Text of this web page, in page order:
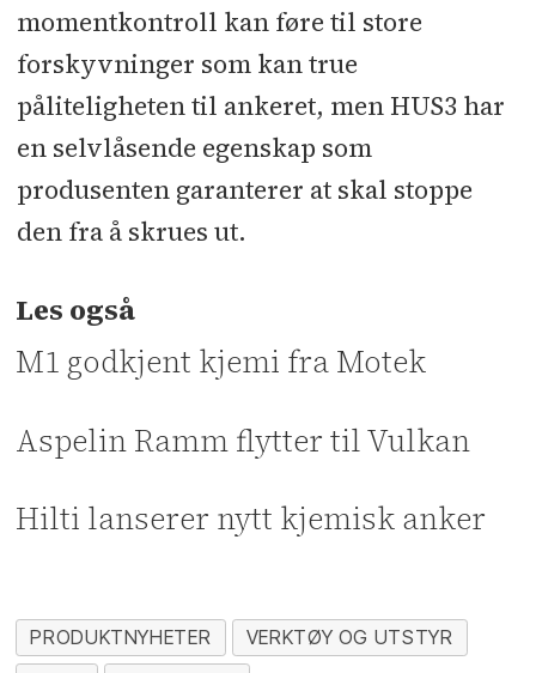
momentkontroll kan føre til store
forskyvninger som kan true
påliteligheten til ankeret, men HUS3 har
en selvlåsende egenskap som
produsenten garanterer at skal stoppe
den fra å skrues ut.
Les også
M1 godkjent kjemi fra Motek
Aspelin Ramm flytter til Vulkan
Hilti lanserer nytt kjemisk anker
PRODUKTNYHETER
VERKTØY OG UTSTYR